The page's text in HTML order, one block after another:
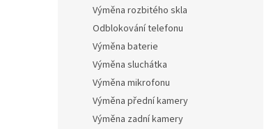
Výměna rozbitého skla
Odblokování telefonu
Výměna baterie
Výměna sluchátka
Výměna mikrofonu
Výměna přední kamery
Výměna zadní kamery